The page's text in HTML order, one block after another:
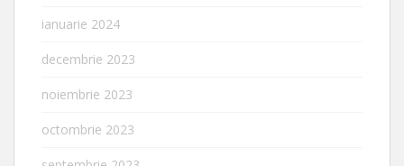
ianuarie 2024
decembrie 2023
noiembrie 2023
octombrie 2023